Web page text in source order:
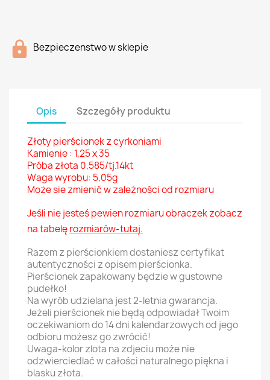
Bezpieczenstwo w sklepie
Opis Szczegóły produktu
Złoty pierścionek z cyrkoniami
Kamienie : 1,25 x 35
Próba złota 0,585/tj.14kt
Waga wyrobu: 5,05g
Może sie zmienić w zależności od rozmiaru
Jeśli nie jesteś pewien rozmiaru obraczek zobacz
na tabelęrozmiarów-tutaj.
Razem z pierścionkiem dostaniesz certyfikat
autentyczności z opisem pierścionka.
Pierścionek zapakowany będzie w gustowne
pudełko!
Na wyrób udzielana jest 2-letnia gwarancja.
Jeżeli pierścionek nie będą odpowiadał Twoim
oczekiwaniom do 14 dni kalendarzowych od jego
odbioru możesz go zwrócić!
Uwaga-kolor zlota na zdjeciu może nie
odzwierciedlać w całości naturalnego piękna i
blasku złota.